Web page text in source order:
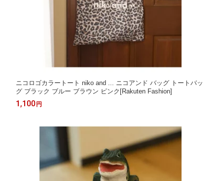
ニコロゴカラートート niko and ... ニコアンド バッグ トートバッ
グ ブラック ブルー ブラウン ピンク[Rakuten Fashion]
1,100 円